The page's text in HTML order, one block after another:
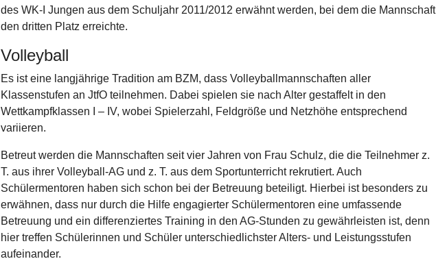
des WK-I Jungen aus dem Schuljahr 2011/2012 erwähnt werden, bei dem die Mannschaft
den dritten Platz erreichte.
Volleyball
Es ist eine langjährige Tradition am BZM, dass Volleyballmannschaften aller
Klassenstufen an JtfO teilnehmen. Dabei spielen sie nach Alter gestaffelt in den
Wettkampfklassen I – IV, wobei Spielerzahl, Feldgröße und Netzhöhe entsprechend
variieren.
Betreut werden die Mannschaften seit vier Jahren von Frau Schulz, die die Teilnehmer z.
T. aus ihrer Volleyball-AG und z. T. aus dem Sportunterricht rekrutiert. Auch
Schülermentoren haben sich schon bei der Betreuung beteiligt. Hierbei ist besonders zu
erwähnen, dass nur durch die Hilfe engagierter Schülermentoren eine umfassende
Betreuung und ein differenziertes Training in den AG-Stunden zu gewährleisten ist, denn
hier treffen Schülerinnen und Schüler unterschiedlichster Alters- und Leistungsstufen
aufeinander.